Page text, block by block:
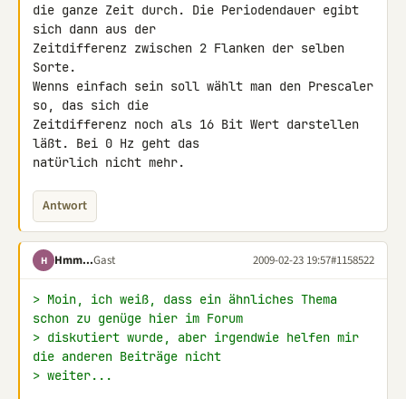
die ganze Zeit durch. Die Periodendauer egibt
sich dann aus der
Zeitdifferenz zwischen 2 Flanken der selben
Sorte.
Wenns einfach sein soll wählt man den Prescaler
so, das sich die
Zeitdifferenz noch als 16 Bit Wert darstellen
läßt. Bei 0 Hz geht das
natürlich nicht mehr.
Antwort
H Hmm...Gast 2009-02-23 19:57#1158522
> Moin, ich weiß, dass ein ähnliches Thema
schon zu genüge hier im Forum
> diskutiert wurde, aber irgendwie helfen mir
die anderen Beiträge nicht
> weiter...